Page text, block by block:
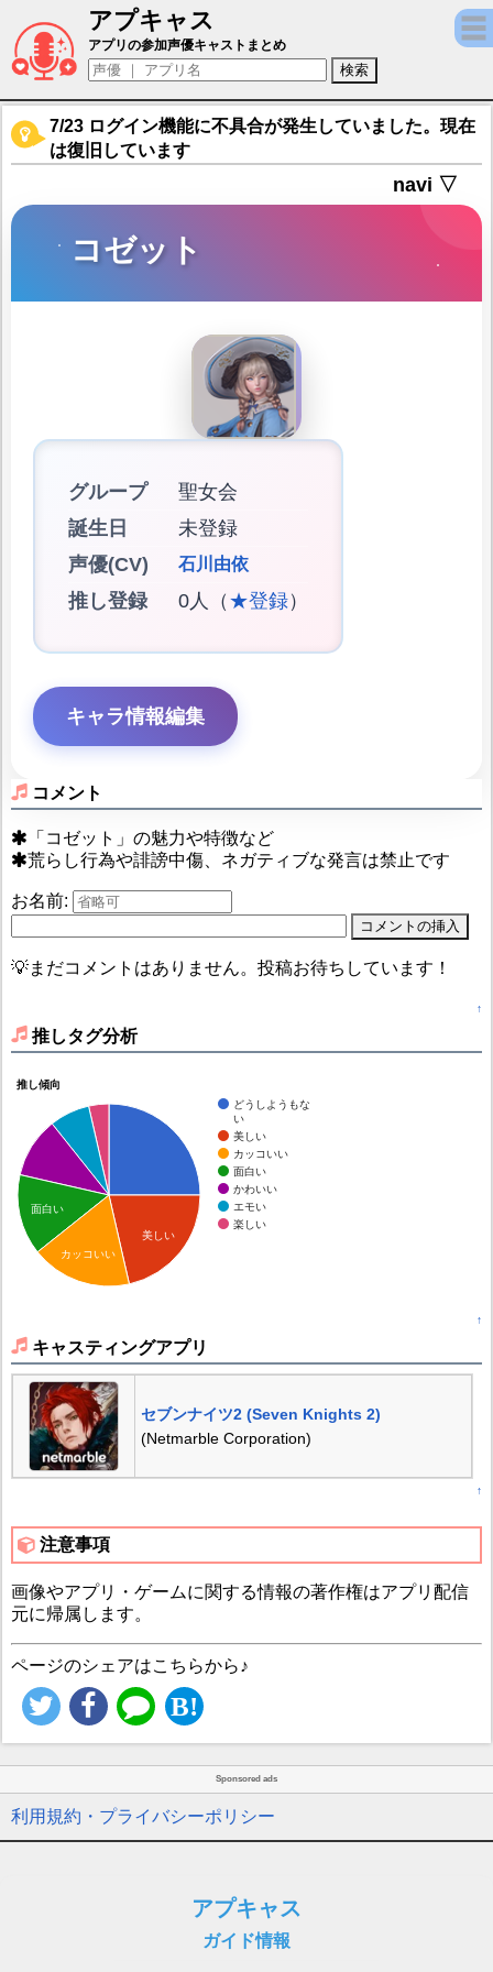
アプキャス
コゼット（声優：石川由依)【セブンナイツ2
アプリの参加声優キャストまとめ
7/23 ログイン機能に不具合が発生していました。現在
は復旧しています
navi ▽
コゼット
グループ
聖女会
誕生日
未登録
声優(CV)
石川由依
推し登録 0人（ ★登録）
キャラ情報編集
コメント
「コゼット」の魅力や特徴など
荒らし行為や誹謗中傷、ネガティブな発言は禁止です
お名前:
💡まだコメントはありません。投稿お待ちしています！
↑
推しタグ分析
推し傾向
どうしようもな
い
美しい
カッコいい
面白い
かわいい
エモい
楽しい
美しい
面白い
カッコいい
↑
キャスティングアプリ
セブンナイツ2 (Seven Knights 2)
(Netmarble Corporation)
↑
注意事項
画像やアプリ・ゲームに関する情報の著作権はアプリ配信
元に帰属します。
ページのシェアはこちらから♪
Sponsored ads
利用規約・プライバシーポリシー
アプキャス
ガイド情報